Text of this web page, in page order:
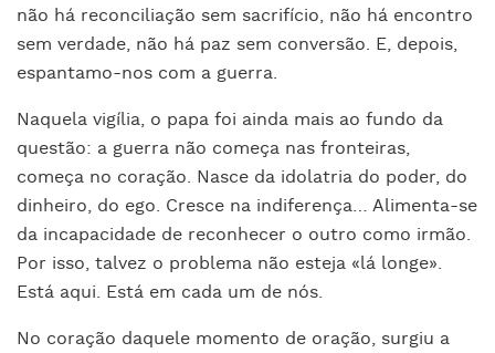
não há reconciliação sem sacrifício, não há encontro
sem verdade, não há paz sem conversão. E, depois,
espantamo-nos com a guerra.
Naquela vigília, o papa foi ainda mais ao fundo da
questão: a guerra não começa nas fronteiras,
começa no coração. Nasce da idolatria do poder, do
dinheiro, do ego. Cresce na indiferença… Alimenta-se
da incapacidade de reconhecer o outro como irmão.
Por isso, talvez o problema não esteja «lá longe».
Está aqui. Está em cada um de nós.
No coração daquele momento de oração, surgiu a